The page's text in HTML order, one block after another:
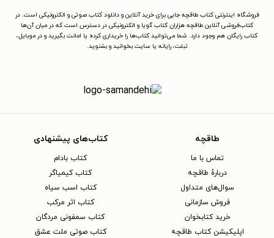
فروشگاه اینترنتی کتاب طاقچه جایی برای خرید آنلاین و دانلود کتاب صوتی و الکترونیکی است. در
کتاب‌فروشی آنلاین طاقچه هزاران کتاب گویا و الکترونیکی در دسترس است که در میان آن‌ها
کتاب رایگان هم وجود دارد. شما می‌توانید کتاب‌ها را خریداری کرده یا امانت بگیرید و در موبایل،
تبلت، رایانه یا سایت بخوانید و بشنوید.
طاقچه
تماس با ما
دربارهٔ طاقچه
سوال‌های متداول
فروش سازمانی
خرید کتابخوان
اپلیکیشن کتاب طاقچه
کتاب‌های پیشنهادی
کتاب بادام
کتاب کیمیاگر
کتاب اسب سیاه
کتاب اثر مرکب
کتاب سمفونی مردگان
کتاب صوتی ملت عشق